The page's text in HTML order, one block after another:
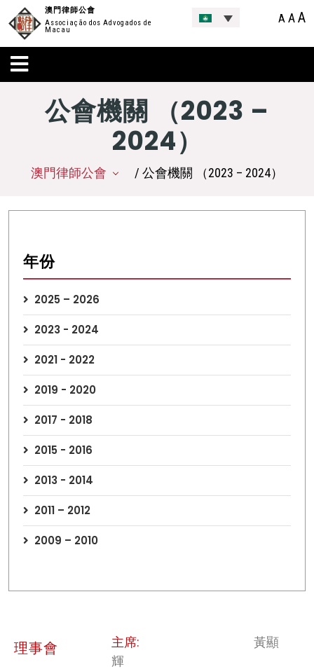
澳門律師公會
Associação dos Advogados de
Macau
A AA
公會機關 （2023 –
2024）
澳門律師公會 / 公會機關 （2023 – 2024）
年份
2025 – 2026
2023 - 2024
2021 - 2022
2019 - 2020
2017 - 2018
2015 - 2016
2013 - 2014
2011 – 2012
2009 – 2010
理事會 主席:
黃顯
輝